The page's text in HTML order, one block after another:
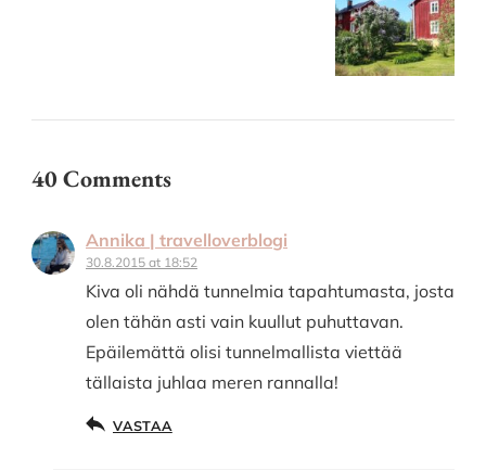
40 Comments
Annika | travelloverblogi
30.8.2015 at 18:52
Kiva oli nähdä tunnelmia tapahtumasta, josta
olen tähän asti vain kuullut puhuttavan.
Epäilemättä olisi tunnelmallista viettää
tällaista juhlaa meren rannalla!
VASTAA